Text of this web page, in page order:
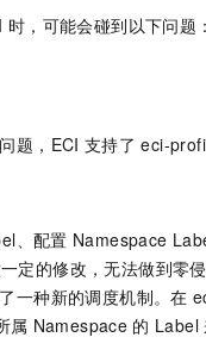
时，可能会碰到以下问题：
题，ECI 支持了 eci-
、配置 Namespace
定的修改，无法做到零侵
一种新的调度机制。在
属 Namespace 的 Label
大模型原生应用
面向真实软件的智能体
万有无界
云原生的云上边界网络
享
AI助力短剧漫剧创作，
智能客服
SUSE
模板建站
定制建站
模板小程序
成为服务伙伴
高校合作